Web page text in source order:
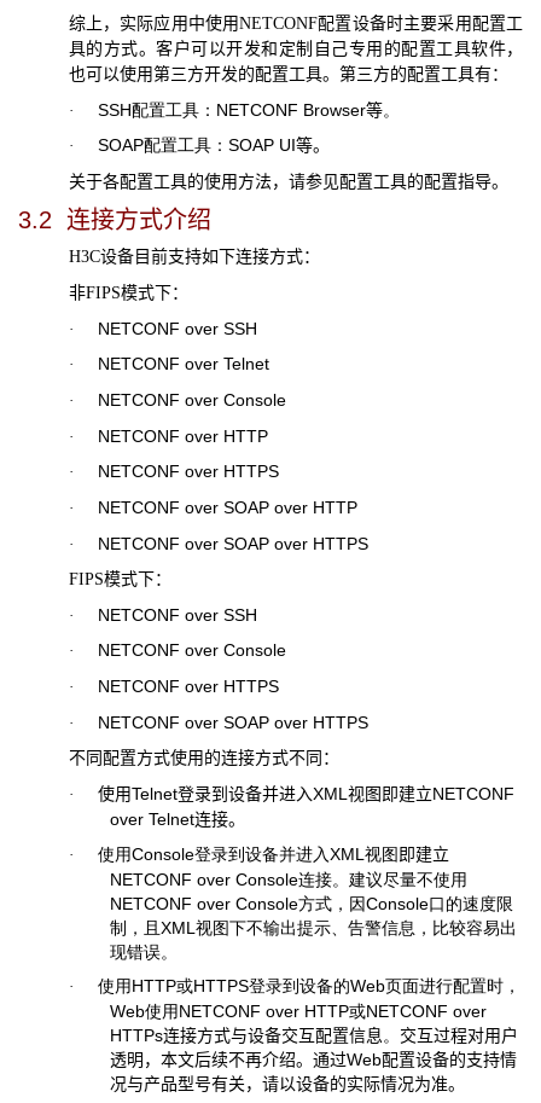
综上，实际应用中使用NETCONF配置设备时主要采用配置工
具的方式。客户可以开发和定制自己专用的配置工具软件，
也可以使用第三方开发的配置工具。第三方的配置工具有：
·
SSH配置工具： NETCONF Browser等。
· SOAP配置工具： SOAP UI等。
关于各配置工具的使用方法，请参见配置工具的配置指导。
3.2 连接方式介绍
H3C设备目前支持如下连接方式：
非FIPS模式下：
·
NETCONF over SSH
· NETCONF over Telnet
· NETCONF over Console
· NETCONF over HTTP
· NETCONF over HTTPS
· NETCONF over SOAP over HTTP
· NETCONF over SOAP over HTTPS
FIPS模式下：
·
NETCONF over SSH
· NETCONF over Console
· NETCONF over HTTPS
· NETCONF over SOAP over HTTPS
不同配置方式使用的连接方式不同：
·
使用Telnet登录到设备并进入XML 视图即建立NETCONF
over Telnet连接。
· 使用Console登录到设备并进入XML 视图 即建立
NETCONF over Console连接。建议尽量不使用
NETCONF over Console方式，因Console口的速度限
制，且 XML 视图下不输出提示、告警信息，比较容易出
现错误。
· 使用HTTP或HTTPS登录到设备的Web页面进行配置时，
Web使用NETCONF over HTTP或NETCONF over
HTTPs连接方式与设备交互配置信息。 交互过程对用户
透明，本文后续不再介绍。通过Web配置设备的支持情
况与产品型号有关，请以设备的实际情况为准。